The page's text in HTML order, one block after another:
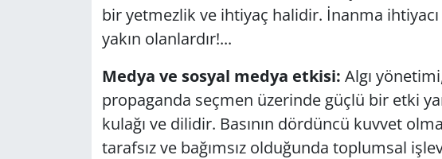
bir yetmezlik ve ihtiyaç halidir. İnanma
yakın olanlardır!...
Medya ve sosyal medya etkisi: Algı
propaganda seçmen üzerinde güçlü bir etki
kulağı ve dilidir. Basının dördüncü kuvvet
tarafsız ve bağımsız olduğunda toplumsal